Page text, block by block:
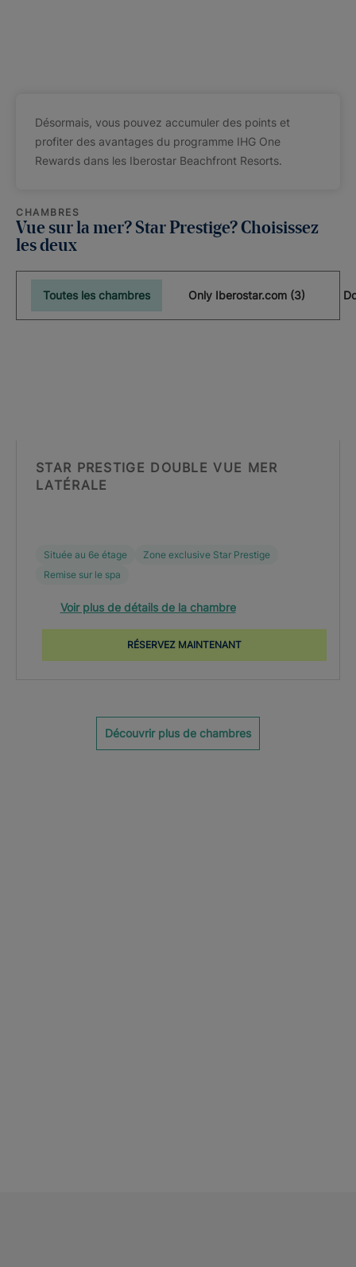
Désormais, vous pouvez accumuler des points et
profiter des avantages du programme IHG One
Rewards dans les Iberostar Beachfront Resorts.
CHAMBRES
Vue sur la mer? Star Prestige? Choisissez
les deux
Toutes les chambres Only Iberostar.com (3)
STAR PRESTIGE DOUBLE VUE MER
LATÉRALE
Située au 6e étage
Zone exclusive Star Prestige
Remise sur le spa
Voir plus de détails de la chambre
RÉSERVEZ MAINTENANT
Découvrir plus de chambres